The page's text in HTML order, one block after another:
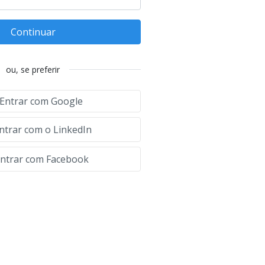
Continuar
ou, se preferir
com Google
com o LinkedIn
com Facebook